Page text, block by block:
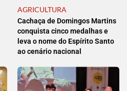
AGRICULTURA
Cachaça de Domingos Martins
conquista cinco medalhas e
leva o nome do Espírito Santo
ao cenário nacional